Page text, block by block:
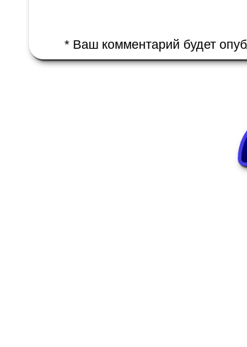
* Ваш комментарий будет